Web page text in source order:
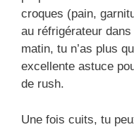
croques (pain,
au réfrigérateur
matin, tu n’as plus
excellente astuce
de rush.
Une fois cuits, tu